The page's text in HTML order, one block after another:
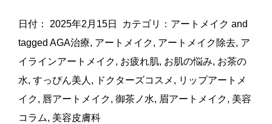
日付： 2025年2月15日 カテゴリ： アートメイク and
tagged AGA治療, アートメイク, アートメイク除去, ア
イラインアートメイク, お疲れ肌, お肌の悩み, お茶の
水, すっぴん美人 , ドクターズコスメ , リップアートメ
イク, 唇アートメイク, 御茶ノ水, 眉アートメイク, 美容
コラム, 美容皮膚科